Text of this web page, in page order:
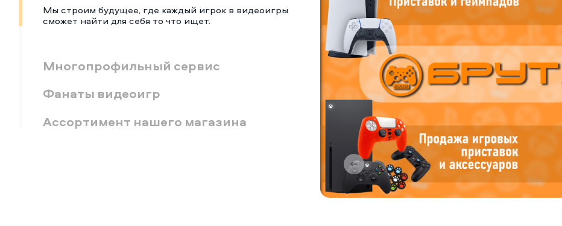
Мы строим будущее, где каждый игрок в видеоигры
сможет найти для себя то что ищет.
Многопрофильный сервис
Фанаты видеоигр
Ассортимент нашего магазина